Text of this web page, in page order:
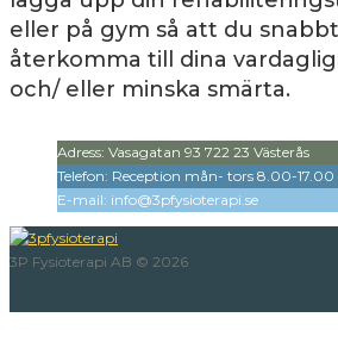
eller på gym så att du
återkomma till dina
och/ eller minska smärta.
Adress: Vasagatan 93 722 23 Västerås
Telefon: Reception mån- tors 8.00-17.00
E-mail: info@3pfysioterapi.se
3P Fysioterapi AB © 2026